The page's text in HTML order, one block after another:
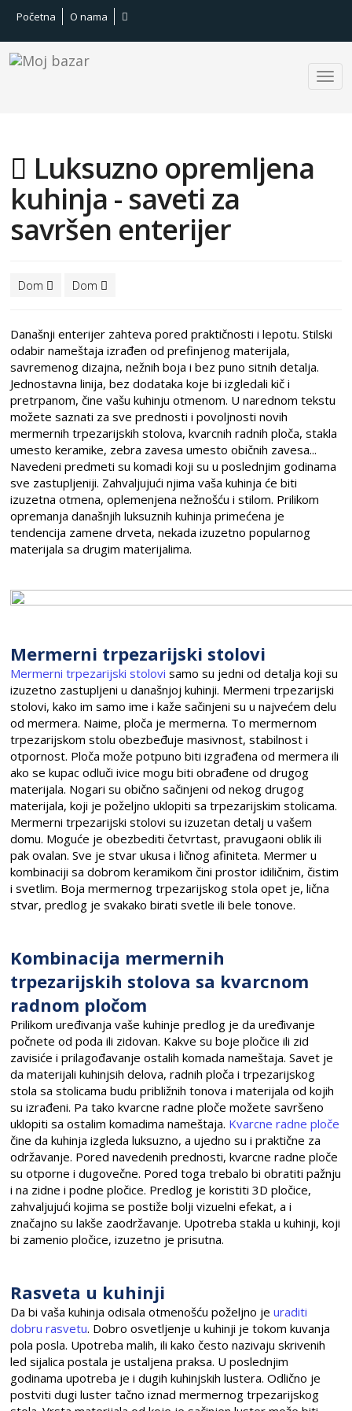
Početna O nama
Luksuzno opremljena
kuhinja - saveti za
savršen enterijer
Dom Dom
Današnji enterijer zahteva pored praktičnosti i lepotu. Stilski
odabir nameštaja izrađen od prefinjenog materijala,
savremenog dizajna, nežnih boja i bez puno sitnih detalja.
Jednostavna linija, bez dodataka koje bi izgledali kič i
pretrpanom, čine vašu kuhinju otmenom. U narednom tekstu
možete saznati za sve prednosti i povoljnosti novih
mermernih trpezarijskih stolova, kvarcnih radnih ploča, stakla
umesto keramike, zebra zavesa umesto običnih zavesa...
Navedeni predmeti su komadi koji su u poslednjim godinama
sve zastupljeniji. Zahvaljujući njima vaša kuhinja će biti
izuzetna otmena, oplemenjena nežnošću i stilom. Prilikom
opremanja današnjih luksuznih kuhinja primećena je
tendencija zamene drveta, nekada izuzetno popularnog
materijala sa drugim materijalima.
Mermerni trpezarijski stolovi
Mermerni trpezarijski stolovi samo su jedni od detalja koji su
izuzetno zastupljeni u današnjoj kuhinji. Mermeni trpezarijski
stolovi, kako im samo ime i kaže sačinjeni su u najvećem delu
od mermera. Naime, ploča je mermerna. To mermernom
trpezarijskom stolu obezbeđuje masivnost, stabilnost i
otpornost. Ploča može potpuno biti izgrađena od mermera ili
ako se kupac odluči ivice mogu biti obrađene od drugog
materijala. Nogari su obično sačinjeni od nekog drugog
materijala, koji je poželjno uklopiti sa trpezarijskim stolicama.
Mermerni trpezarijski stolovi su izuzetan detalj u vašem
domu. Moguće je obezbediti četvrtast, pravugaoni oblik ili
pak ovalan. Sve je stvar ukusa i ličnog afiniteta. Mermer u
kombinaciji sa dobrom keramikom čini prostor idiličnim, čistim
i svetlim. Boja mermernog trpezarijskog stola opet je, lična
stvar, predlog je svakako birati svetle ili bele tonove.
Kombinacija mermernih
trpezarijskih stolova sa kvarcnom
radnom pločom
Prilikom uređivanja vaše kuhinje predlog je da uređivanje
počnete od poda ili zidovan. Kakve su boje pločice ili zid
zavisiće i prilagođavanje ostalih komada nameštaja. Savet je
da materijali kuhinjsih delova, radnih ploča i trpezarijskog
stola sa stolicama budu približnih tonova i materijala od kojih
su izrađeni. Pa tako kvarcne radne ploče možete savršeno
uklopiti sa ostalim komadima nameštaja. Kvarcne radne ploče
čine da kuhinja izgleda luksuzno, a ujedno su i praktične za
održavanje. Pored navedenih prednosti, kvarcne radne ploče
su otporne i dugovečne. Pored toga trebalo bi obratiti pažnju
i na zidne i podne pločice. Predlog je koristiti 3D pločice,
zahvaljujući kojima se postiže bolji vizuelni efekat, a i
značajno su lakše zaodržavanje. Upotreba stakla u kuhinji, koji
bi zamenio pločice, izuzetno je prisutna.
Rasveta u kuhinji
Da bi vaša kuhinja odisala otmenošću poželjno jeuraditi
dobru rasvetu. Dobro osvetljenje u kuhinji je tokom kuvanja
pola posla. Upotreba malih, ili kako često nazivaju skrivenih
led sijalica postala je ustaljena praksa. U poslednjim
godinama upotreba je i dugih kuhinjskih lustera. Odlično je
postviti dugi luster tačno iznad mermernog trpezarijskog